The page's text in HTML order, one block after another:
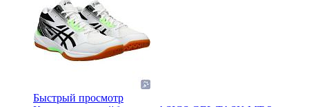
Быстрый просмотр